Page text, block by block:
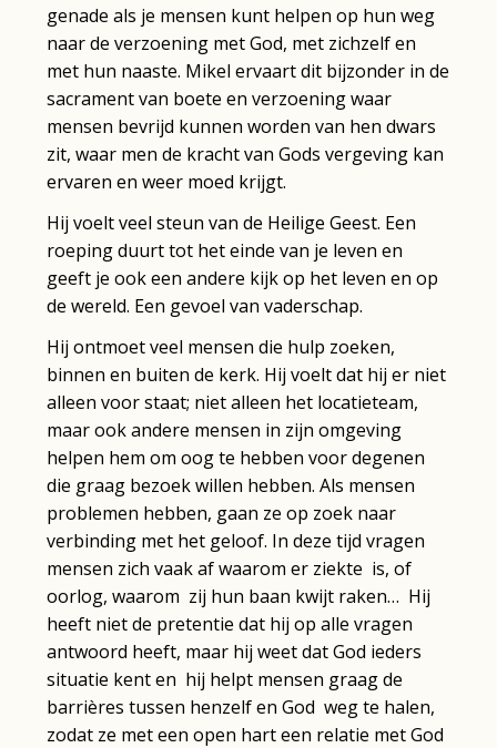
genade als je mensen kunt helpen op hun weg
naar de verzoening met God, met zichzelf en
met hun naaste. Mikel ervaart dit bijzonder in de
sacrament van boete en verzoening waar
mensen bevrijd kunnen worden van hen dwars
zit, waar men de kracht van Gods vergeving kan
ervaren en weer moed krijgt.
Hij voelt veel steun van de Heilige Geest. Een
roeping duurt tot het einde van je leven en
geeft je ook een andere kijk op het leven en op
de wereld. Een gevoel van vaderschap.
Hij ontmoet veel mensen die hulp zoeken,
binnen en buiten de kerk. Hij voelt dat hij er niet
alleen voor staat; niet alleen het locatieteam,
maar ook andere mensen in zijn omgeving
helpen hem om oog te hebben voor degenen
die graag bezoek willen hebben. Als mensen
problemen hebben, gaan ze op zoek naar
verbinding met het geloof. In deze tijd vragen
mensen zich vaak af waarom er ziekte is, of
oorlog, waarom zij hun baan kwijt raken… Hij
heeft niet de pretentie dat hij op alle vragen
antwoord heeft, maar hij weet dat God ieders
situatie kent en hij helpt mensen graag de
barrières tussen henzelf en God weg te halen,
zodat ze met een open hart een relatie met God